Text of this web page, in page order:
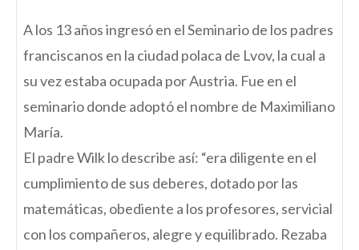
A los 13 años ingresó en el Seminario de los padres
franciscanos en la ciudad polaca de Lvov, la cual a
su vez estaba ocupada por Austria. Fue en el
seminario donde adoptó el nombre de Maximiliano
María.
El padre Wilk lo describe así: “era diligente en el
cumplimiento de sus deberes, dotado por las
matemáticas, obediente a los profesores, servicial
con los compañeros, alegre y equilibrado. Rezaba